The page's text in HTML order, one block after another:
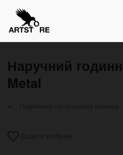
Наручний
Metal